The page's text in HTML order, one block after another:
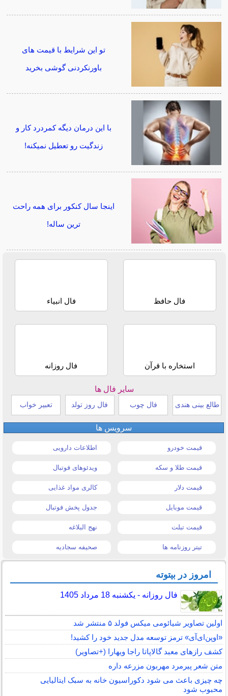
تو این شرایط با قیمت های
باورنکردنی گوشی بخرید
با این درمان دیگه کمردرد کار و
زندگیت رو تعطیل نمیکنه!
اینجا سال کنکور برای همه راحت
ترین ساله!
فال حافظ فال انبیاء
استخاره با قرآن فال روزانه
سایر فال ها
طالع بینی هندی فال چوب فال روز تولد تعبیر خواب
سرویس ها
قیمت خودرو اطلاعات دارویی
قیمت طلا و سکه ویدئوهای فوتبال
قیمت دلار کالری مواد غذایی
قیمت موبایل جدول پخش فوتبال
قیمت تبلت نهج البلاغه
تیتر روزنامه ها صحیفه سجادیه
امروز در بیتوته
فال روزانه - یکشنبه 18 مرداد 1405
اولین تصاویر شیائومی میکس فولد ۵ منتشر شد
«اوپن‌ای‌آی» ترمز توسعه مدل جدید خود را کشید!
کشف رازهای معبد گالاپاتا راجا ویهارا (+تصاویر)
متن شعر پیرمرد مهربون مزرعه داره
چه چیزی باعث می شود دکوراسیون خانه به سبک ایتالیایی
محبوب شود